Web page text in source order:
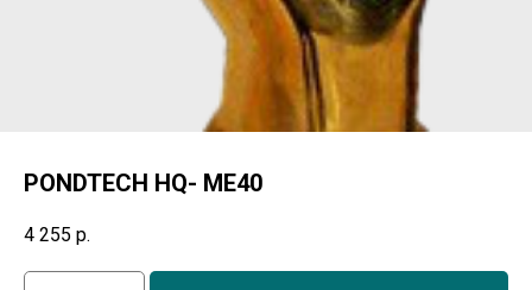
PONDTECH HQ- ME40
4 255 р.